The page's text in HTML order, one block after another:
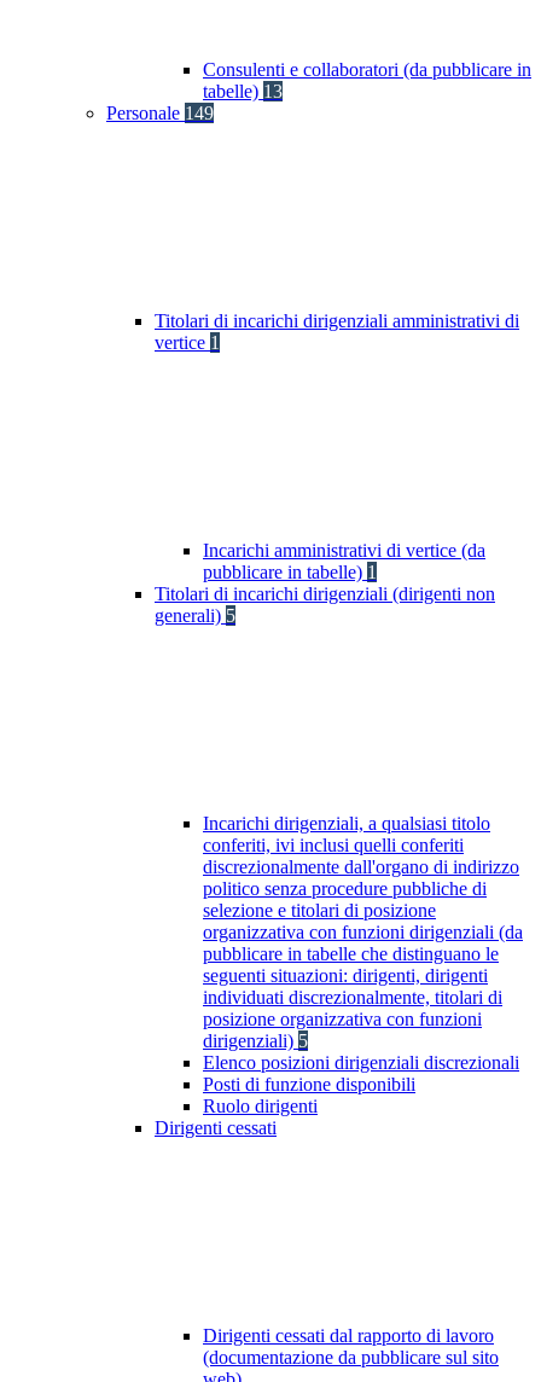
Consulenti e collaboratori (da pubblicare in
tabelle) 13
Personale 149
Titolari di incarichi dirigenziali amministrativi di
vertice 1
Incarichi amministrativi di vertice (da
pubblicare in tabelle) 1
Titolari di incarichi dirigenziali (dirigenti non
generali) 5
Incarichi dirigenziali, a qualsiasi titolo
conferiti, ivi inclusi quelli conferiti
discrezionalmente dall'organo di indirizzo
politico senza procedure pubbliche di
selezione e titolari di posizione
organizzativa con funzioni dirigenziali (da
pubblicare in tabelle che distinguano le
seguenti situazioni: dirigenti, dirigenti
individuati discrezionalmente, titolari di
posizione organizzativa con funzioni
dirigenziali) 5
Elenco posizioni dirigenziali discrezionali
Posti di funzione disponibili
Ruolo dirigenti
Dirigenti cessati
Dirigenti cessati dal rapporto di lavoro
(documentazione da pubblicare sul sito